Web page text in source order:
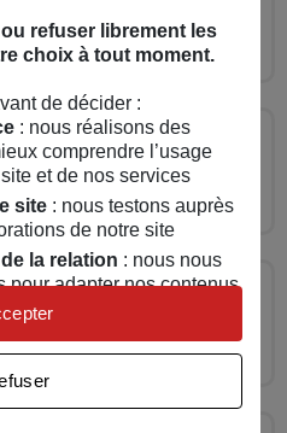
mobilités
refuser librement les
choix à tout moment.
de décider :
: nous réalisons des
comprendre l’usage
et de nos services
site: nous testons auprès
de notre site
la relation : nous nous
pour adapter nos contenus
offres
: nous utilisons avec nos